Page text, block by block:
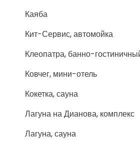
Каяба
Кит-Сервис, автомойка
Клеопатра, банно-
Ковчег, мини-отель
Кокетка, сауна
Лагуна на Дианова, комплекс
Лагуна, сауна